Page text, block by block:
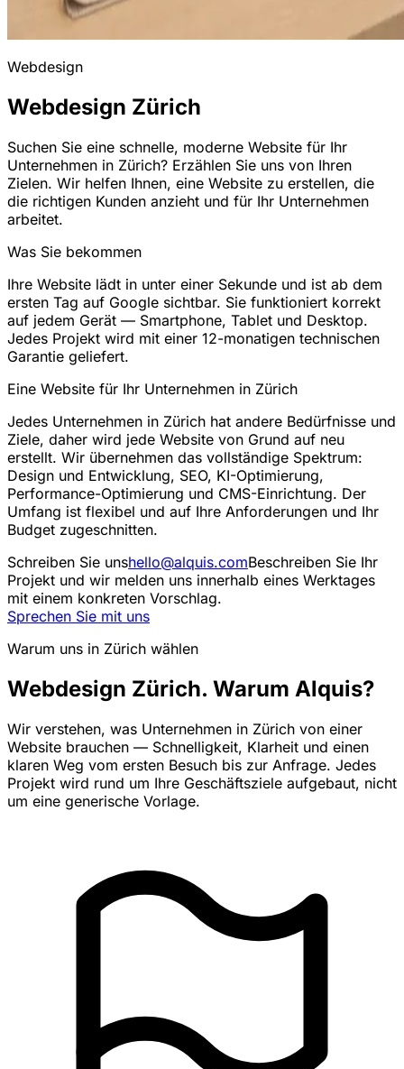
Webdesign
Webdesign Zürich
Suchen Sie eine schnelle, moderne Website für Ihr
Unternehmen in Zürich? Erzählen Sie uns von Ihren
Zielen. Wir helfen Ihnen, eine Website zu erstellen, die
die richtigen Kunden anzieht und für Ihr Unternehmen
arbeitet.
Was Sie bekommen
Ihre Website lädt in unter einer Sekunde und ist ab dem
ersten Tag auf Google sichtbar. Sie funktioniert korrekt
auf jedem Gerät — Smartphone, Tablet und Desktop.
Jedes Projekt wird mit einer 12-monatigen technischen
Garantie geliefert.
Eine Website für Ihr Unternehmen in Zürich
Jedes Unternehmen in Zürich hat andere Bedürfnisse und
Ziele, daher wird jede Website von Grund auf neu
erstellt. Wir übernehmen das vollständige Spektrum:
Design und Entwicklung, SEO, KI-Optimierung,
Performance-Optimierung und CMS-Einrichtung. Der
Umfang ist flexibel und auf Ihre Anforderungen und Ihr
Budget zugeschnitten.
Schreiben Sie unshello@alquis.comBeschreiben Sie Ihr
Projekt und wir melden uns innerhalb eines Werktages
mit einem konkreten Vorschlag.
Sprechen Sie mit uns
Warum uns in Zürich wählen
Webdesign Zürich. Warum Alquis?
Wir verstehen, was Unternehmen in Zürich von einer
Website brauchen — Schnelligkeit, Klarheit und einen
klaren Weg vom ersten Besuch bis zur Anfrage. Jedes
Projekt wird rund um Ihre Geschäftsziele aufgebaut, nicht
um eine generische Vorlage.